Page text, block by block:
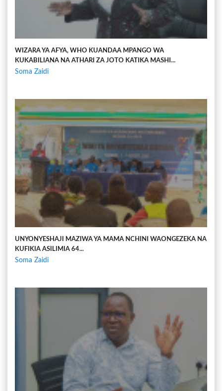
WIZARA YA AFYA, WHO KUANDAA MPANGO WA
KUKABILIANA NA ATHARI ZA JOTO KATIKA MASHI...
Soma Zaidi
UNYONYESHAJI MAZIWA YA MAMA NCHINI WAONGEZEKA NA
KUFIKIA ASILIMIA 64...
Soma Zaidi